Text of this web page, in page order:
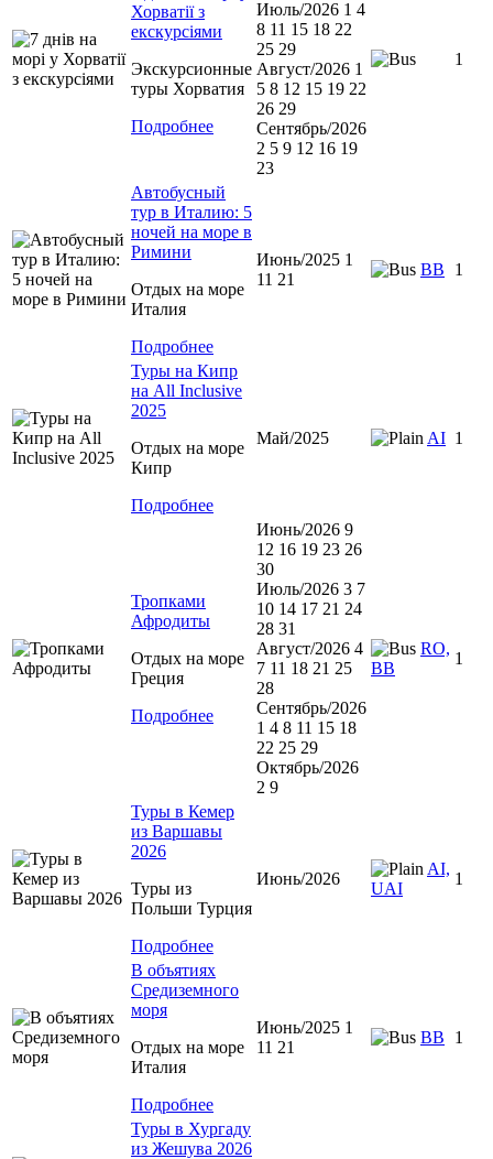
Хорватії з
екскурсіями
Экскурсионные
туры Хорватия
Подробнее
Июль/2026 1 4
8 11 15 18 22
25 29
Август/2026 1
5 8 12 15 19 22
26 29
Сентябрь/2026
2 5 9 12 16 19
23
1
Автобусный
тур в Италию: 5
ночей на море в
Римини
Отдых на море
Италия
Подробнее
Июнь/2025 1
11 21
ВВ 1
Туры на Кипр
на All Inclusive
2025
Отдых на море
Кипр
Подробнее
Май/2025 AI 1
Тропками
Афродиты
Отдых на море
Греция
Подробнее
Июнь/2026 9
12 16 19 23 26
30
Июль/2026 3 7
10 14 17 21 24
28 31
Август/2026 4
7 11 18 21 25
28
Сентябрь/2026
1 4 8 11 15 18
22 25 29
Октябрь/2026
2 9
RO,
BB
1
Туры в Кемер
из Варшавы
2026
Туры из
Польши Турция
Подробнее
Июнь/2026
AI,
UAI
1
В объятиях
Средиземного
моря
Отдых на море
Италия
Подробнее
Июнь/2025 1
11 21
BB 1
Туры в Хургаду
из Жешува 2026